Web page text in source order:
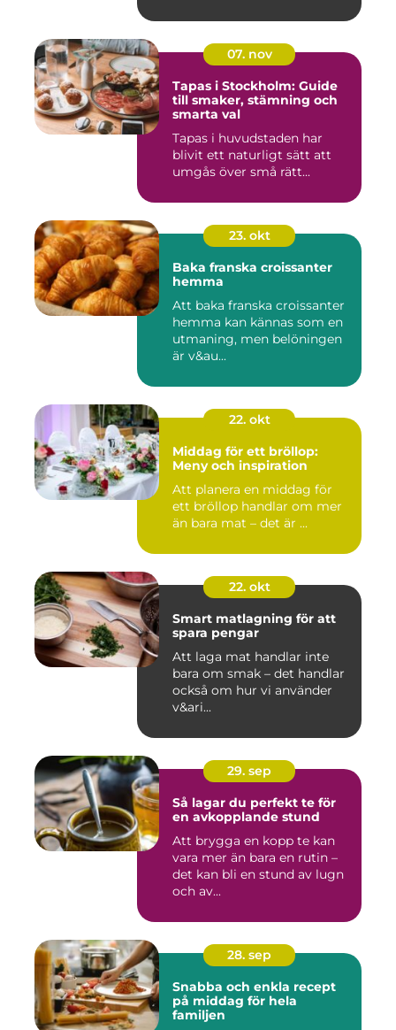
07. nov
Tapas i Stockholm: Guide
till smaker, stämning och
smarta val
Tapas i huvudstaden har
blivit ett naturligt sätt att
umgås över små rätt...
23. okt
Baka franska croissanter
hemma
Att baka franska croissanter
hemma kan kännas som en
utmaning, men belöningen
är v&au...
22. okt
Middag för ett bröllop:
Meny och inspiration
Att planera en middag för
ett bröllop handlar om mer
än bara mat – det är ...
22. okt
Smart matlagning för att
spara pengar
Att laga mat handlar inte
bara om smak – det handlar
också om hur vi använder
v&ari...
29. sep
Så lagar du perfekt te för
en avkopplande stund
Att brygga en kopp te kan
vara mer än bara en rutin –
det kan bli en stund av lugn
och av...
28. sep
Snabba och enkla recept
på middag för hela
familjen